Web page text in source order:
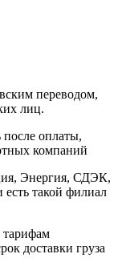
переводом,
лиц.
оплаты,
компаний
Энергия, СДЭК,
такой филиал
тарифам
доставки груза